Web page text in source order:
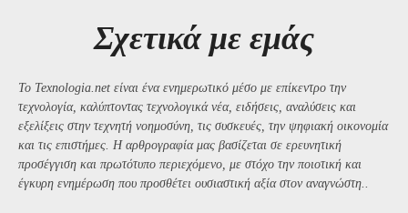
Σχετικά με εμάς
Το Texnologia.net είναι ένα ενημερωτικό μέσο με επίκεντρο την
τεχνολογία, καλύπτοντας τεχνολογικά νέα, ειδήσεις, αναλύσεις και
εξελίξεις στην τεχνητή νοημοσύνη, τις συσκευές, την ψηφιακή οικονομία
και τις επιστήμες. Η αρθρογραφία μας βασίζεται σε ερευνητική
προσέγγιση και πρωτότυπο περιεχόμενο, με στόχο την ποιοτική και
έγκυρη ενημέρωση που προσθέτει ουσιαστική αξία στον αναγνώστη..